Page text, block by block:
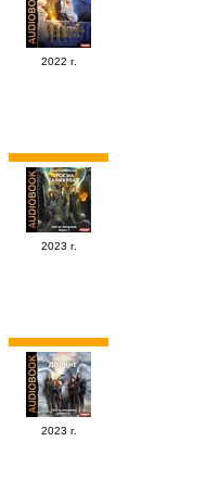
2022 г.
2023 г.
2023 г.